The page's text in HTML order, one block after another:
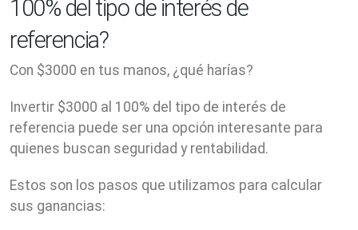
100% del tipo de interés de
referencia?
Con $3000 en tus manos, ¿qué harías?
Invertir $3000 al 100% del tipo de interés de
referencia puede ser una opción interesante para
quienes buscan seguridad y rentabilidad.
Estos son los pasos que utilizamos para calcular
sus ganancias: